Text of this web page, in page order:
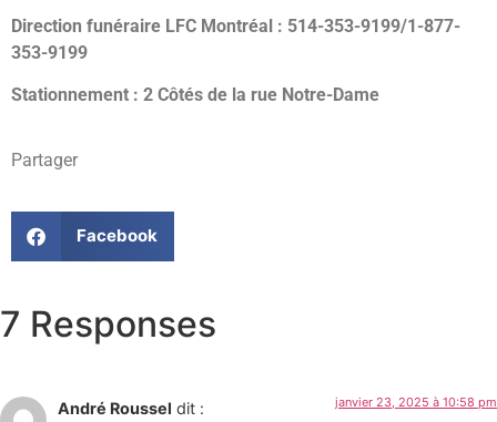
Direction funéraire LFC Montréal : 514-353-9199/1-877-
353-9199
Stationnement : 2 Côtés de la rue Notre-Dame
Partager
Facebook
7 Responses
André Roussel dit : janvier 23, 2025 à 10:58 pm